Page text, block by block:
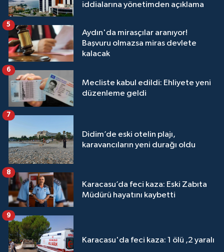
iddialarına yönetimden açıklama
Aydın'da mirasçılar aranıyor!
Başvuru olmazsa miras devlete
kalacak
5
Mecliste kabul edildi: Ehliyete yeni
düzenleme geldi
6
Didim’de eski otelin plajı,
karavancıların yeni durağı oldu
7
Karacasu’da feci kaza: Eski Zabıta
Müdürü hayatını kaybetti
8
Karacasu'da feci kaza: 1 ölü ,2 yaralı
9